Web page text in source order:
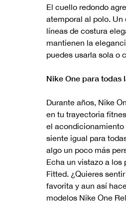
El cuello redondo
atemporal al polo.
líneas de costura
mantienen la
puedes usarla sola o
Nike One para todas
Durante años, Nike
en tu trayectoria
el acondicionamiento
siente igual para
algo un poco más
Echa un vistazo a los
Fitted. ¿Quieres
favorita y aun así
modelos Nike One